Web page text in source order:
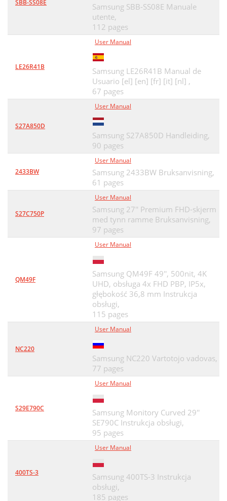
SBB-SS08E
Samsung SBB-SS08E Manuale
utente,
112 pages
LE26R41B
User Manual
Samsung LE26R41B Manual de
Usuario [el] [en] [fr] [it] [nl] ,
67 pages
S27A850D
User Manual
Samsung S27A850D Handleiding,
90 pages
2433BW
User Manual
Samsung 2433BW Bruksanvisning,
61 pages
S27C750P
User Manual
Samsung 27'' Premium FHD-skjerm
med tynn ramme Bruksanvisning,
97 pages
QM49F
User Manual
Samsung QM49F 49'', 500nit, 4K
UHD, obsługa 4x FHD PBP, IP5x,
głębokość 36,8 mm Instrukcja
obsługi,
115 pages
NC220
User Manual
Samsung NC220 Vartotojo vadovas,
77 pages
S29E790C
User Manual
Samsung Monitory Curved 29''
SE790C Instrukcja obsługi,
95 pages
400TS-3
User Manual
Samsung 400TS-3 Instrukcja
obsługi,
185 pages